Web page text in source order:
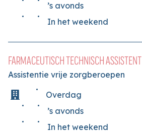
’s avonds
In het weekend
FARMACEUTISCH TECHNISCH ASSISTENT
Assistentie vrije zorgberoepen
Overdag
’s avonds
In het weekend